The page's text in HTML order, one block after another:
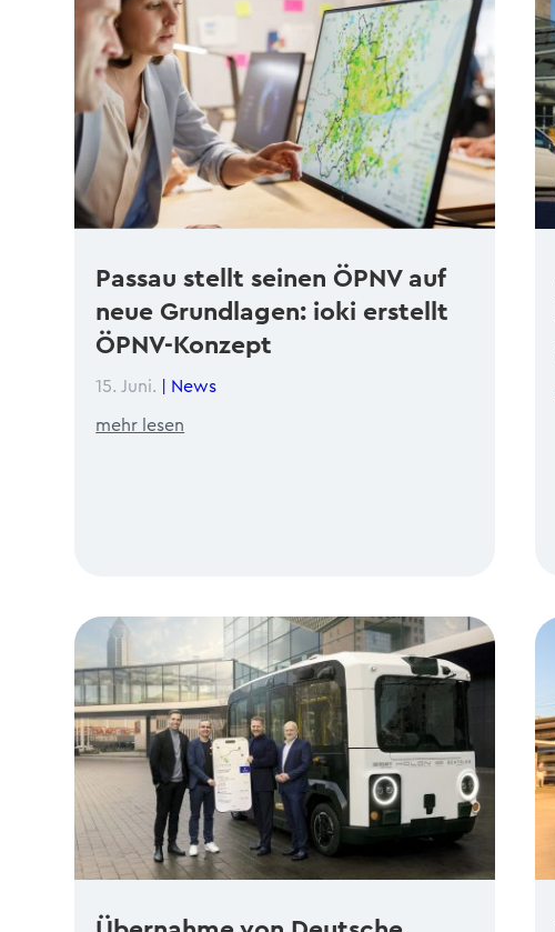
Passau stellt seinen ÖPNV auf
neue Grundlagen: ioki erstellt
ÖPNV-Konzept
15. Juni. News
mehr lesen